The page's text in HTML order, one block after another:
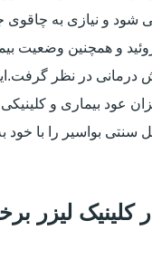
و نیازی به چاقوی
و همچنین وضعیت
درمانی در نظر
عود بیماری و
بواسیر را با خود
کلینیک لیزر